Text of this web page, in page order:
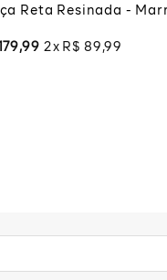
Reta Resinada -
,99 2 R$ 89 ,99